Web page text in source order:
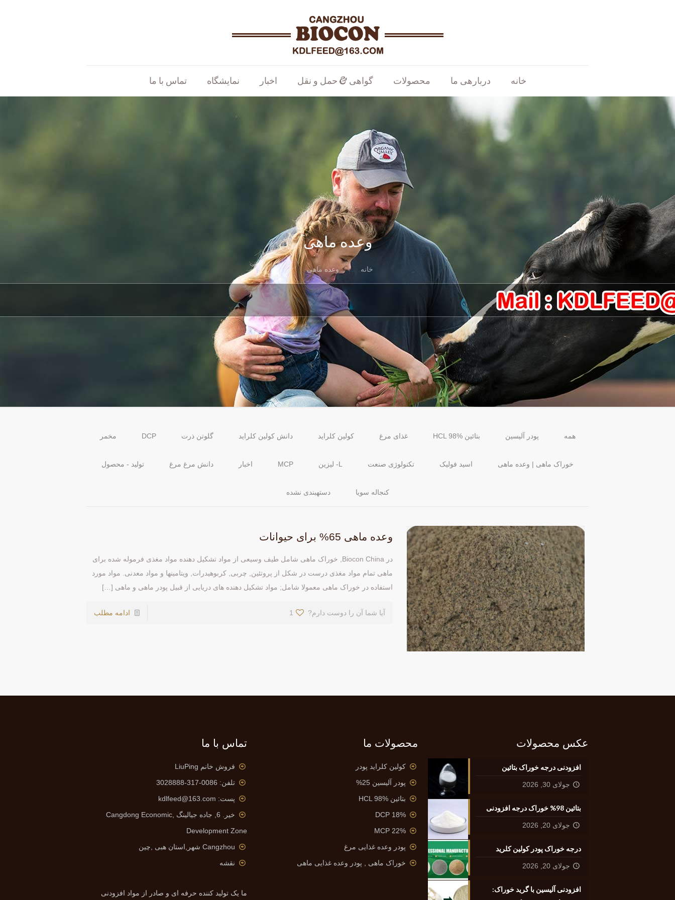
خانه دربارهی ما محصولات گواهی & حمل و نقل اخبار نمایشگاه تماس با ما
وعده ماهی
خانه وعده ماهی
همه پودر آلیسین بتائین HCL 98% غذای مرغ کولین کلراید دانش کولین کلراید گلوتن ذرت DCP مخمر
خوراک ماهی | وعده ماهی اسید فولیک تکنولوژی صنعت L- لیزین MCP اخبار دانش مرغ مرغ تولید - محصول
کنجاله سویا دستهبندی نشده
وعده ماهی 65% برای حیوانات
در Biocon China, خوراک ماهی شامل طیف وسیعی از مواد تشکیل دهنده مواد مغذی فرموله شده برای
ماهی تمام مواد مغذی درست در شکل از پروتئین, چربی, کربوهیدرات, ویتامینها و مواد معدنی. مواد مورد
استفاده در خوراک ماهی معمولا شامل; مواد تشکیل دهنده های دریایی از قبیل پودر ماهی و ماهی […]
آیا شما آن را دوست دارم? 1 ادامه مطلب
عکس محصولات
افزودنی درجه خوراک بتائین
جولای 30, 2026
بتائین 98% خوراک درجه افزودنی
جولای 20, 2026
درجه خوراک پودر کولین کلرید
جولای 20, 2026
افزودنی آلیسین با گرید خوراک:
محصولات ما
کولین کلراید پودر
پودر آلیسین 25%
بتائین HCL 98%
DCP 18%
MCP 22%
پودر وعده غذایی مرغ
خوراک ماهی , پودر وعده غذایی ماهی
تماس با ما
فروش خانم LiuPing
تلفن: 0086-317-3028888
پست: kdlfeed@163.com
خیر. 6, جاده جیالینگ ,
Cangdong Economic
Development Zone
Cangzhou شهر,استان هبی ,چین
نقشه
ما یک تولید کننده حرفه ای و صادر از مواد افزودنی